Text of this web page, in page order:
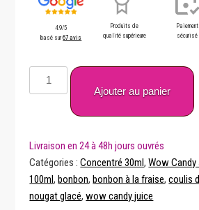
4.9/5
basé sur67 avis
Produits de
qualité supérieure
Paiement
sécurisé
quantité
de
30ml
Arôme
Wow
Candy
Ajouter au panier
Catégories :Concentré 30ml,Wow Candy
100ml,bonbon,bonbon à la fraise,coulis
nougat glacé,wow candy juice